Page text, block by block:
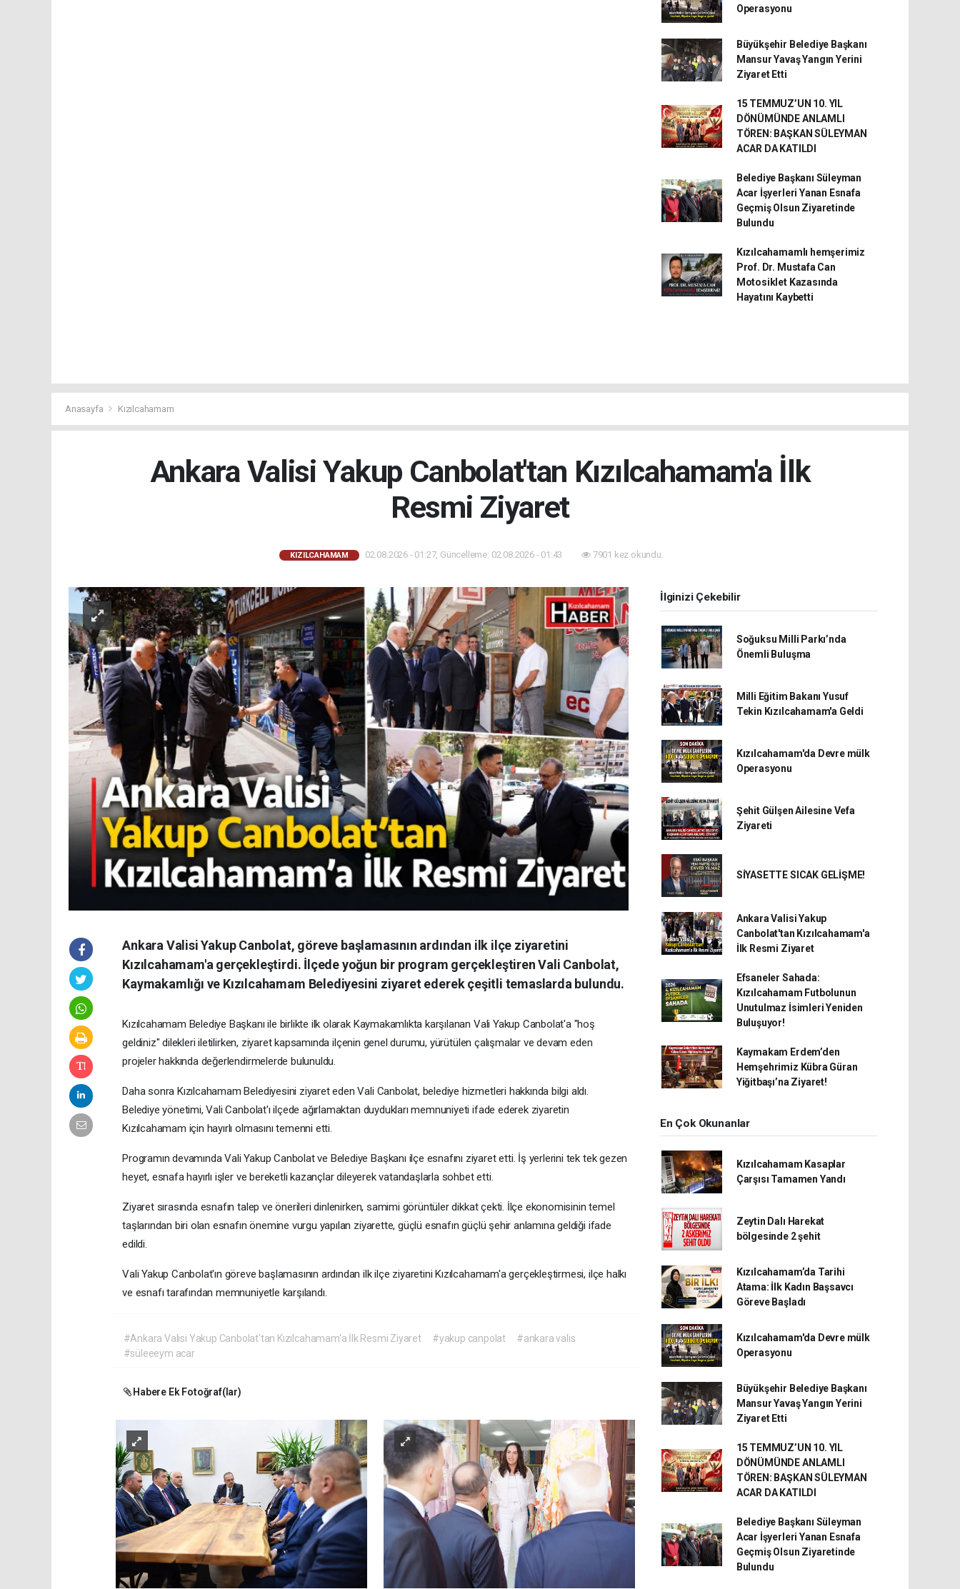
Operasyonu
Büyükşehir Belediye Başkanı
Mansur Yavaş Yangın Yerini
Ziyaret Etti
15 TEMMUZ’UN 10. YIL
DÖNÜMÜNDE ANLAMLI
TÖREN: BAŞKAN SÜLEYMAN
ACAR DA KATILDI
Belediye Başkanı Süleyman
Acar İşyerleri Yanan Esnafa
Geçmiş Olsun Ziyaretinde
Bulundu
Kızılcahamamlı hemşerimiz
Prof. Dr. Mustafa Can
Motosiklet Kazasında
Hayatını Kaybetti
Anasayfa Kızılcahamam
Ankara Valisi Yakup Canbolat'tan Kızılcahamam'a İlk
Resmi Ziyaret
KIZILCAHAMAM 02.08.2026 - 01:27, Güncelleme: 02.08.2026 - 01:43 7901 kez okundu.
Ankara Valisi Yakup Canbolat, göreve başlamasının ardından ilk ilçe ziyaretini
Kızılcahamam'a gerçekleştirdi. İlçede yoğun bir program gerçekleştiren Vali Canbolat,
Kaymakamlığı ve Kızılcahamam Belediyesini ziyaret ederek çeşitli temaslarda bulundu.
Kızılcahamam Belediye Başkanı ile birlikte ilk olarak Kaymakamlıkta karşılanan Vali Yakup Canbolat'a "hoş
geldiniz" dilekleri iletilirken, ziyaret kapsamında ilçenin genel durumu, yürütülen çalışmalar ve devam eden
projeler hakkında değerlendirmelerde bulunuldu.
Daha sonra Kızılcahamam Belediyesini ziyaret eden Vali Canbolat, belediye hizmetleri hakkında bilgi aldı.
Belediye yönetimi, Vali Canbolat'ı ilçede ağırlamaktan duydukları memnuniyeti ifade ederek ziyaretin
Kızılcahamam için hayırlı olmasını temenni etti.
Programın devamında Vali Yakup Canbolat ve Belediye Başkanı ilçe esnafını ziyaret etti. İş yerlerini tek tek gezen
heyet, esnafa hayırlı işler ve bereketli kazançlar dileyerek vatandaşlarla sohbet etti.
Ziyaret sırasında esnafın talep ve önerileri dinlenirken, samimi görüntüler dikkat çekti. İlçe ekonomisinin temel
taşlarından biri olan esnafın önemine vurgu yapılan ziyarette, güçlü esnafın güçlü şehir anlamına geldiği ifade
edildi.
Vali Yakup Canbolat'ın göreve başlamasının ardından ilk ilçe ziyaretini Kızılcahamam'a gerçekleştirmesi, ilçe halkı
ve esnafı tarafından memnuniyetle karşılandı.
#Ankara Valisi Yakup Canbolat'tan Kızılcahamam'a İlk Resmi Ziyaret #yakup canpolat
#ankara valis
#süleeeym acar
Habere Ek Fotoğraf(lar)
İlginizi Çekebilir
Soğuksu Milli Parkı’nda
Önemli Buluşma
Milli Eğitim Bakanı Yusuf
Tekin Kızılcahamam'a Geldi
Kızılcahamam'da Devre mülk
Operasyonu
Şehit Gülşen Ailesine Vefa
Ziyareti
SİYASETTE SICAK GELİŞME!
Ankara Valisi Yakup
Canbolat'tan Kızılcahamam'a
İlk Resmi Ziyaret
Efsaneler Sahada:
Kızılcahamam Futbolunun
Unutulmaz İsimleri Yeniden
Buluşuyor!
Kaymakam Erdem’den
Hemşehrimiz Kübra Güran
Yiğitbaşı’na Ziyaret!
En Çok Okunanlar
Kızılcahamam Kasaplar
Çarşısı Tamamen Yandı
Zeytin Dalı Harekat
bölgesinde 2 şehit
Kızılcahamam’da Tarihi
Atama: İlk Kadın Başsavcı
Göreve Başladı
Kızılcahamam'da Devre mülk
Operasyonu
Büyükşehir Belediye Başkanı
Mansur Yavaş Yangın Yerini
Ziyaret Etti
15 TEMMUZ’UN 10. YIL
DÖNÜMÜNDE ANLAMLI
TÖREN: BAŞKAN SÜLEYMAN
ACAR DA KATILDI
Belediye Başkanı Süleyman
Acar İşyerleri Yanan Esnafa
Geçmiş Olsun Ziyaretinde
Bulundu